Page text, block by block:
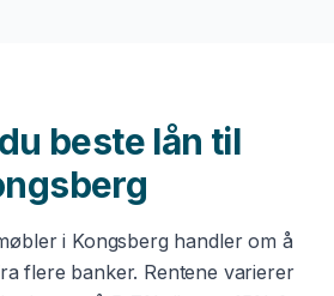
beste lån til
i Kongsberg handler om å
flere banker. Rentene varierer